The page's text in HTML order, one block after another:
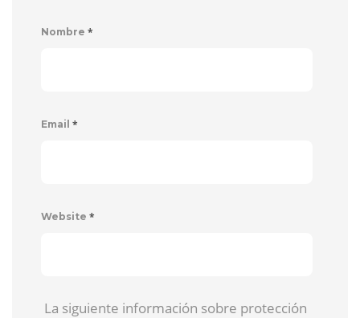
Nombre *
Email *
Website *
La siguiente información sobre protección